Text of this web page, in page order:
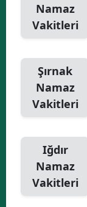
Namaz
Vakitleri
Şırnak
Namaz
Vakitleri
Iğdır
Namaz
Vakitleri